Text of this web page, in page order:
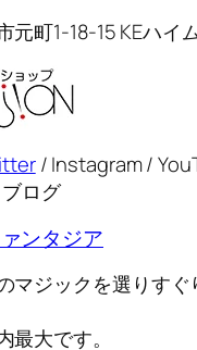
元町1-18-15 KEハイ
/ Instagram /
ログ
ンタジア
マジックを選りすぐ
最大です。